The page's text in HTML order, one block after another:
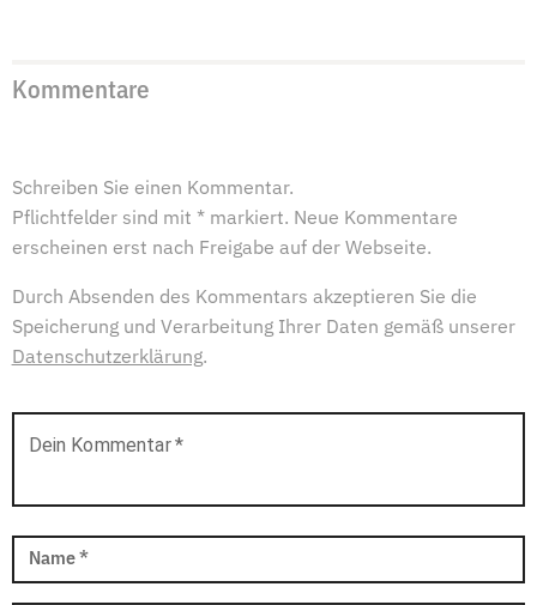
Kommentare
Schreiben Sie einen Kommentar.
Pflichtfelder sind mit * markiert. Neue Kommentare
erscheinen erst nach Freigabe auf der Webseite.
Durch Absenden des Kommentars akzeptieren Sie die
Speicherung und Verarbeitung Ihrer Daten gemäß unserer
Datenschutzerklärung.
Dein Kommentar*
Name *